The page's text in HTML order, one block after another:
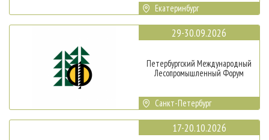
Екатеринбург
29-30.09.2026
Петербургский Международный
Лесопромышленный Форум
Санкт-Петербург
17-20.10.2026